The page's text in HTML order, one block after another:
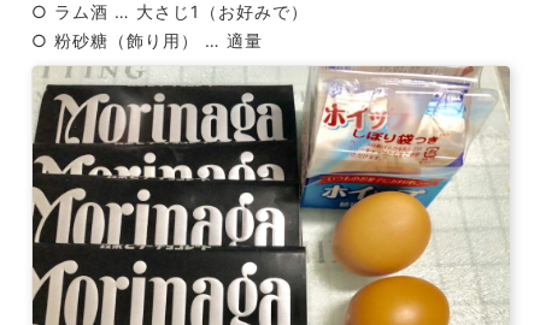
○ ラム酒 … 大さじ1（お好みで）
○ 粉砂糖（飾り用） … 適量